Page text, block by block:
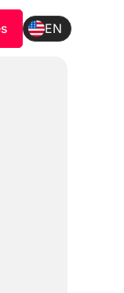
EN